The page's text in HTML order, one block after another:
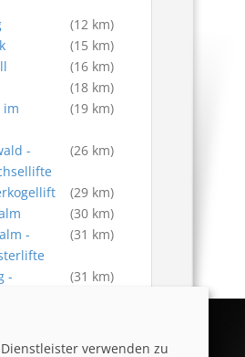
(12 km)
(15 km)
(16 km)
(18 km)
im
(19 km)
-
(26 km)
(29 km)
(30 km)
-
(31 km)
-
(31 km)
verwenden zu